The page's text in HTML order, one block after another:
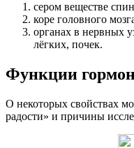
сером веществе
коре головного
органах в нервных
лёгких, почек.
Функции
О некоторых свойствах
радости» и причины